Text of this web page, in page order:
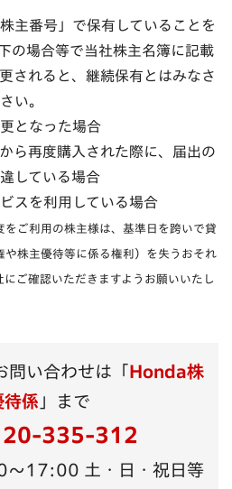
主番号」で保有していることを
の場合等で当社株主名簿に記載
されると、継続保有とはみなさ
い。
となった場合
ら再度購入された際に、届出の
している場合
スを利用している場合
ご利用の株主様は、基準日を跨いで貸
株主優待等に係る権利）を失うおそれ
ご確認いただきますようお願いいたし
問い合わせは「Honda株
待係 」まで
335-312
～17:00 土・日・祝日等